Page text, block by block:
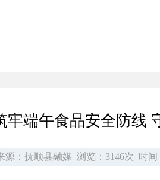
牢端午食品安全防线
源：抚顺县融媒 浏览：3146次 时间